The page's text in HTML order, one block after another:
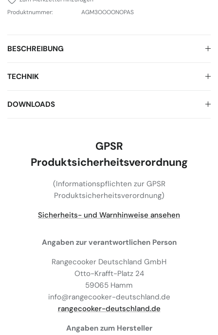
Produktnummer:
AGM3OOOONOPAS
BESCHREIBUNG
TECHNIK
DOWNLOADS
GPSR
Produktsicherheitsverordnung
(Informationspflichten zur GPSR
Produktsicherheitsverordnung)
Sicherheits- und Warnhinweise ansehen
Angaben zur verantwortlichen Person
Rangecooker Deutschland GmbH
Otto-Krafft-Platz 24
59065 Hamm
info@rangecooker-deutschland.de
rangecooker-deutschland.de
Angaben zum Hersteller